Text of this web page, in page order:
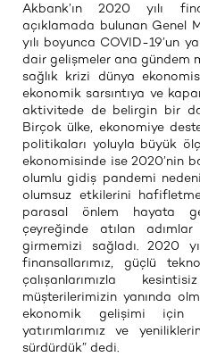
Akbank’ın 2020 yılı
açıklamada bulunan Genel
yılı boyunca COVID-19’un
dair gelişmeler ana gündem
sağlık krizi dünya
ekonomik sarsıntıya ve
aktivitede de belirgin bir
Birçok ülke, ekonomiye
politikaları yoluyla büyük
ekonomisinde ise 2020’nin
olumlu gidiş pandemi
olumsuz etkilerini
parasal önlem hayata
çeyreğinde atılan
girmemizi sağladı. 2020
finansallarımız, güçlü
çalışanlarımızla
müşterilerimizin yanında
ekonomik gelişimi için
yatırımlarımız ve
sürdürdük” dedi.